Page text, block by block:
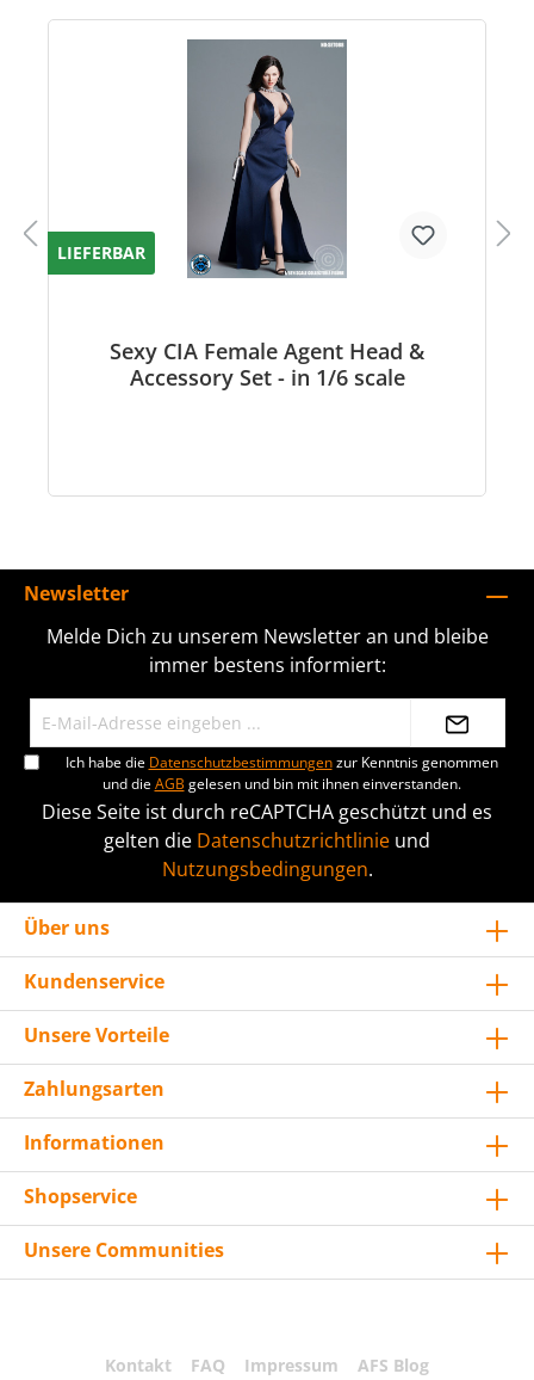
LIEFERBAR
Sexy CIA Female Agent Head &
Accessory Set - in 1/6 scale
Newsletter
Melde Dich zu unserem Newsletter an und bleibe
immer bestens informiert:
Ich habe die Datenschutzbestimmungenzur Kenntnis genommen
und dieAGB gelesen und bin mit ihnen einverstanden.
Diese Seite ist durch reCAPTCHA geschützt und es
gelten die Datenschutzrichtlinie und
Nutzungsbedingungen.
Über uns
Kundenservice
Unsere Vorteile
Zahlungsarten
Informationen
Shopservice
Unsere Communities
Kontakt FAQ Impressum AFS Blog